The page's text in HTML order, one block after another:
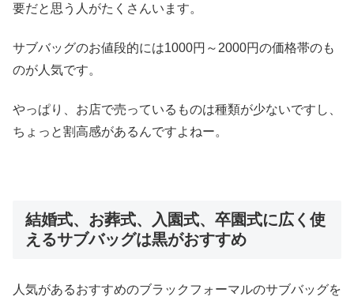
要だと思う人がたくさんいます。
サブバッグのお値段的には1000円～2000円の価格帯のも
のが人気です。
やっぱり、お店で売っているものは種類が少ないですし、
ちょっと割高感があるんですよねー。
結婚式、お葬式、入園式、卒園式に広く使
えるサブバッグは黒がおすすめ
人気があるおすすめのブラックフォーマルのサブバッグを